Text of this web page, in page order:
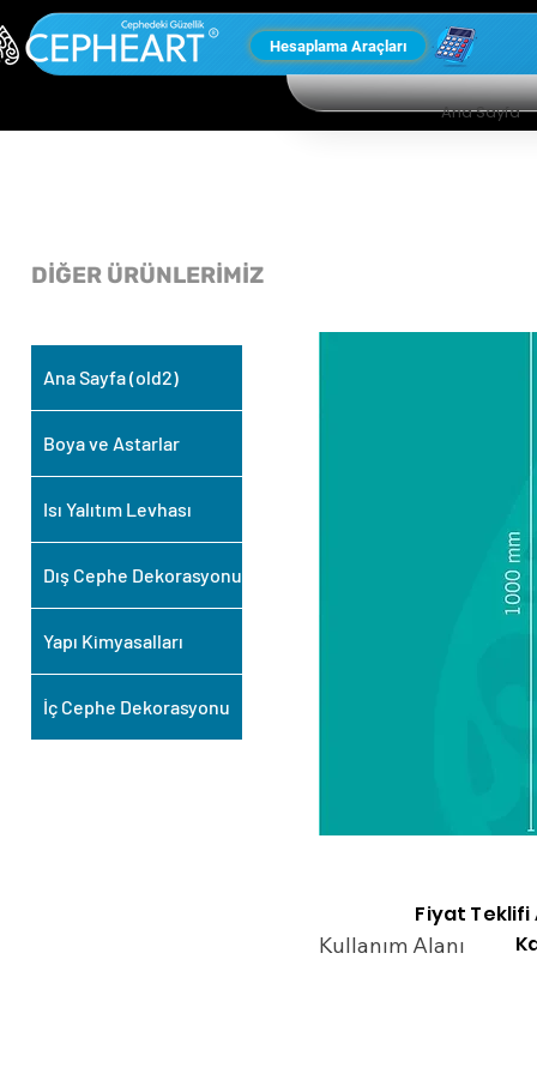
Hesaplama Araçları
Ana Sayfa
Kullanım Alanı
Fiyat Teklifi
Ana Sayfa (old2)
Boya ve Astarlar
Isı Yalıtım Levhası
Dış Cephe Dekorasyonu
Yapı Kimyasalları
İç Cephe Dekorasyonu
DİĞER ÜRÜNLERİMİZ